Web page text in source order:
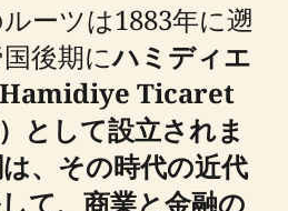
ーツは1883年に遡
後期にハミディエ
Hamidiye Ticaret
として設立されま
、その時代の近代
て、商業と金融の